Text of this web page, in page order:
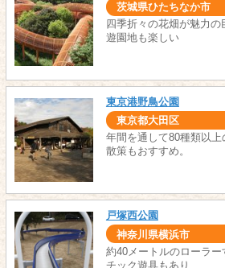
茨城県ひたちなか市
四季折々の花畑が魅力
遊園地も楽しい
東京港野鳥公園
東京都大田区
年間を通して80種類以
散策もおすすめ。
戸塚西公園
神奈川県横浜市
約40メートルのローラ
チック遊具もあり